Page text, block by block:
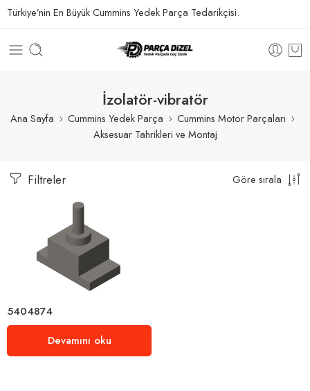
Türkiye’nin En Büyük Cummins Yedek Parça Tedarikçisi.
İzolatör-vibratör
Ana Sayfa Cummins Yedek Parça
Cummins Motor Parçaları
Aksesuar Tahrikleri ve Montaj
Filtreler Göre sırala
5404874
Devamını oku